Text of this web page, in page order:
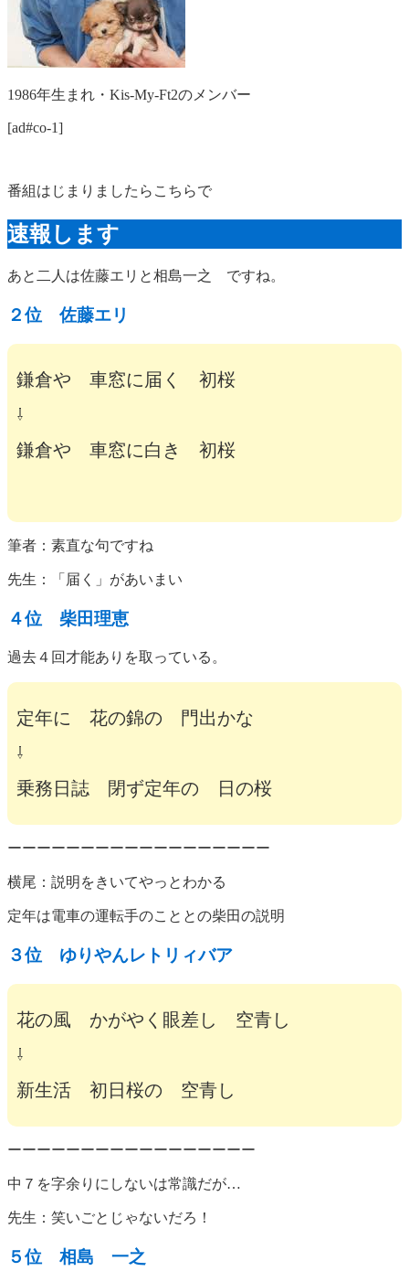
1986年生まれ・Kis-My-Ft2のメンバー
[ad#co-1]
番組はじまりましたらこちらで
速報します
あと二人は佐藤エリと相島一之 ですね。
２位 佐藤エリ
鎌倉や 車窓に届く 初桜
⇩
鎌倉や 車窓に白き 初桜
筆者：素直な句ですね
先生：「届く」があいまい
４位 柴田理恵
過去４回才能ありを取っている。
定年に 花の錦の 門出かな
⇩
乗務日誌 閉ず定年の 日の桜
ーーーーーーーーーーーーーーーーーー
横尾：説明をきいてやっとわかる
定年は電車の運転手のこととの柴田の説明
３位 ゆりやんレトリィバア
花の風 かがやく眼差し 空青し
⇩
新生活 初日桜の 空青し
ーーーーーーーーーーーーーーーーー
中７を字余りにしないは常識だが…
先生：笑いごとじゃないだろ！
５位 相島 一之